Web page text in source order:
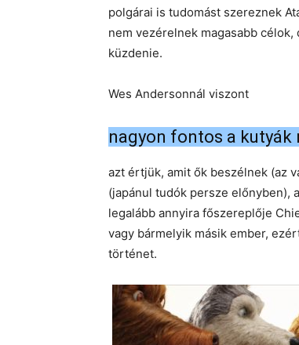
polgárai is tudomást szereznek
nem vezérelnek magasabb
küzdenie.
Wes Andersonnál viszont
nagyon fontos a kutyák
azt értjük, amit ők beszélnek (az
(japánul tudók persze előnyben),
legalább annyira főszereplője
vagy bármelyik másik ember,
történet.